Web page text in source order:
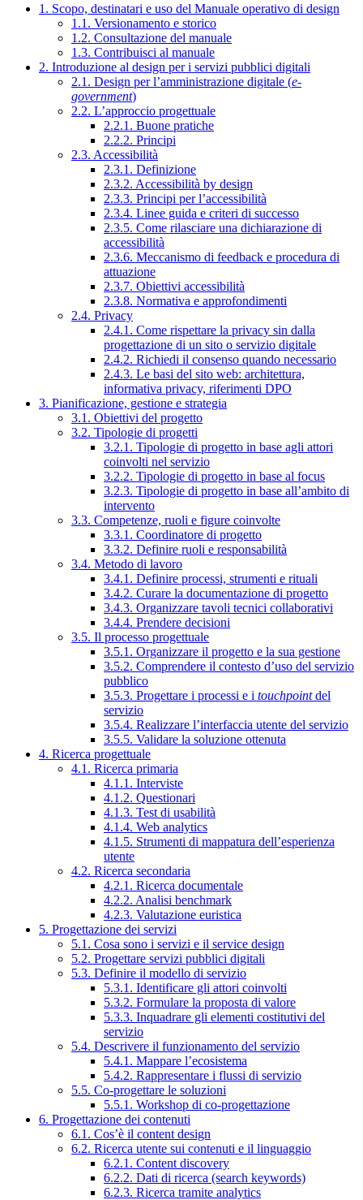
1. Scopo, destinatari e uso del Manuale operativo di design
1.1. Versionamento e storico
1.2. Consultazione del manuale
1.3. Contribuisci al manuale
2. Introduzione al design per i servizi pubblici digitali
2.1. Design per l’amministrazione digitale (e-
government)
2.2. L’approccio progettuale
2.2.1. Buone pratiche
2.2.2. Principi
2.3. Accessibilità
2.3.1. Definizione
2.3.2. Accessibilità by design
2.3.3. Principi per l’accessibilità
2.3.4. Linee guida e criteri di successo
2.3.5. Come rilasciare una dichiarazione di
accessibilità
2.3.6. Meccanismo di feedback e procedura di
attuazione
2.3.7. Obiettivi accessibilità
2.3.8. Normativa e approfondimenti
2.4. Privacy
2.4.1. Come rispettare la privacy sin dalla
progettazione di un sito o servizio digitale
2.4.2. Richiedi il consenso quando necessario
2.4.3. Le basi del sito web: architettura,
informativa privacy, riferimenti DPO
3. Pianificazione, gestione e strategia
3.1. Obiettivi del progetto
3.2. Tipologie di progetti
3.2.1. Tipologie di progetto in base agli attori
coinvolti nel servizio
3.2.2. Tipologie di progetto in base al focus
3.2.3. Tipologie di progetto in base all’ambito di
intervento
3.3. Competenze, ruoli e figure coinvolte
3.3.1. Coordinatore di progetto
3.3.2. Definire ruoli e responsabilità
3.4. Metodo di lavoro
3.4.1. Definire processi, strumenti e rituali
3.4.2. Curare la documentazione di progetto
3.4.3. Organizzare tavoli tecnici collaborativi
3.4.4. Prendere decisioni
3.5. Il processo progettuale
3.5.1. Organizzare il progetto e la sua gestione
3.5.2. Comprendere il contesto d’uso del servizio
pubblico
3.5.3. Progettare i processi e i touchpointdel
servizio
3.5.4. Realizzare l’interfaccia utente del servizio
3.5.5. Validare la soluzione ottenuta
4. Ricerca progettuale
4.1. Ricerca primaria
4.1.1. Interviste
4.1.2. Questionari
4.1.3. Test di usabilità
4.1.4. Web analytics
4.1.5. Strumenti di mappatura dell’esperienza
utente
4.2. Ricerca secondaria
4.2.1. Ricerca documentale
4.2.2. Analisi benchmark
4.2.3. Valutazione euristica
5. Progettazione dei servizi
5.1. Cosa sono i servizi e il service design
5.2. Progettare servizi pubblici digitali
5.3. Definire il modello di servizio
5.3.1. Identificare gli attori coinvolti
5.3.2. Formulare la proposta di valore
5.3.3. Inquadrare gli elementi costitutivi del
servizio
5.4. Descrivere il funzionamento del servizio
5.4.1. Mappare l’ecosistema
5.4.2. Rappresentare i flussi di servizio
5.5. Co-progettare le soluzioni
5.5.1. Workshop di co-progettazione
6. Progettazione dei contenuti
6.1. Cos’è il content design
6.2. Ricerca utente sui contenuti e il linguaggio
6.2.1. Content discovery
6.2.2. Dati di ricerca (search keywords)
6.2.3. Ricerca tramite analytics